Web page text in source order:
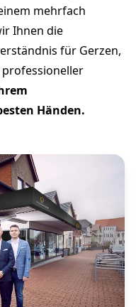
mehrfach
Ihnen die
für Gerzen,
Händen.